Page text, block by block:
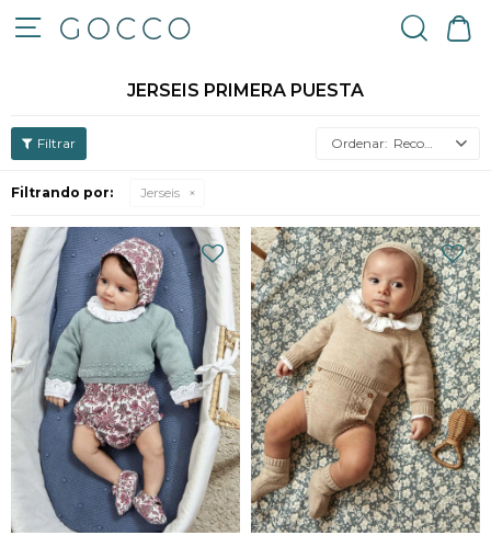

JERSEIS PRIMERA PUESTA
Recomendados
Filtrando por: Jerseis